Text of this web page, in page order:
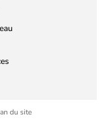
du site